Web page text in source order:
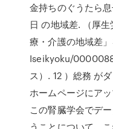
金持ちのぐうたら
日 の地域差. （厚
療・介護の地域差
Iseikyoku/
ス）. 12 ）総務 が
ホームページにア
この腎臓学会でデ
うことについて、